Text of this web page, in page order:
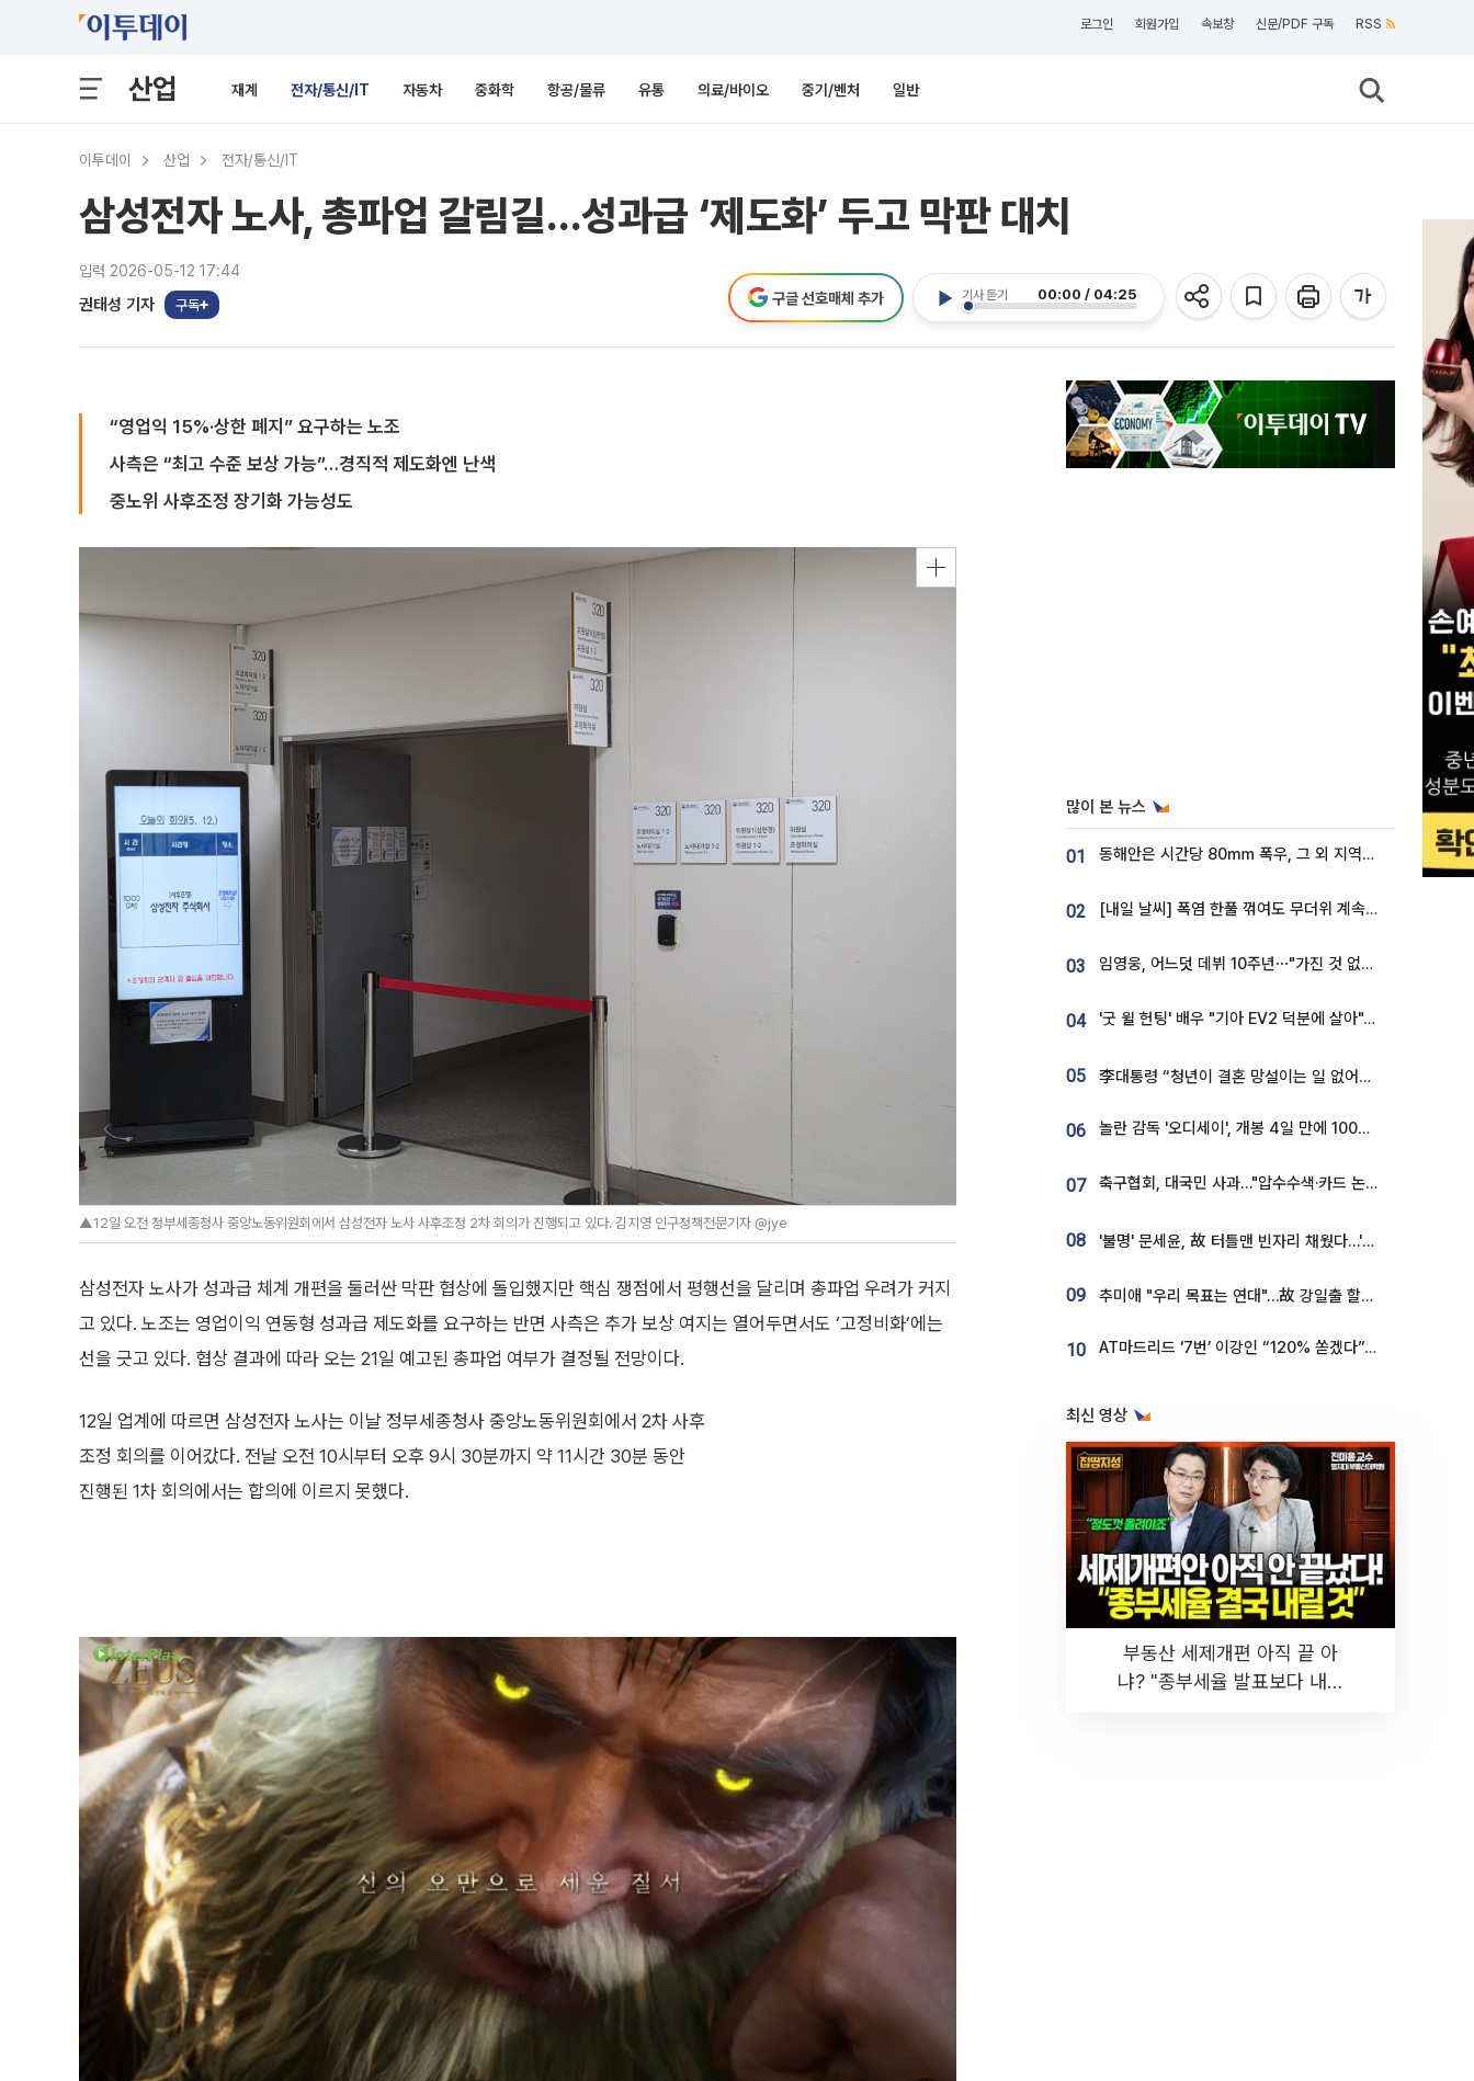
로그인 회원가입 속보창 신문/PDF 구독 RSS
산업 재계 전자/통신/IT 자동차 중화학 항공/물류 유통 의료/바이오 중기/벤처 일반
이투데이 산업 전자/통신/IT
삼성전자 노사, 총파업 갈림길…성과급 ‘제도화’ 두고 막판 대치
입력 2026-05-12 17:44
권태성 기자 구독
기사 듣기 00:00 / 04:25
구글 선호매체 추가
“영업익 15%·상한 폐지” 요구하는 노조
사측은 “최고 수준 보상 가능”…경직적 제도화엔 난색
중노위 사후조정 장기화 가능성도
▲12일 오전 정부세종청사 중앙노동위원회에서 삼성전자 노사 사후조정 2차 회의가 진행되고 있다. 김지영 인구정책전문기자 @jye
삼성전자 노사가 성과급 체계 개편을 둘러싼 막판 협상에 돌입했지만 핵심 쟁점에서 평행선을 달리며 총파업 우려가 커지
고 있다. 노조는 영업이익 연동형 성과급 제도화를 요구하는 반면 사측은 추가 보상 여지는 열어두면서도 ‘고정비화’에는
선을 긋고 있다. 협상 결과에 따라 오는 21일 예고된 총파업 여부가 결정될 전망이다.
12일 업계에 따르면 삼성전자 노사는 이날 정부세종청사 중앙노동위원회에서 2차 사후
조정 회의를 이어갔다. 전날 오전 10시부터 오후 9시 30분까지 약 11시간 30분 동안
진행된 1차 회의에서는 합의에 이르지 못했다.
많이 본 뉴스
01 동해안은 시간당 80㎜ 폭우, 그 외 지역은 폭염…‘극과 극 날씨’
02 [내일 날씨] 폭염 한풀 꺾여도 무더위 계속⋯동해안 이틀 연속 비
03 임영웅, 어느덧 데뷔 10주년⋯"가진 것 없던 시절, 내 앞엔 20명의 팬뿐"
04 '굿 윌 헌팅' 배우 "기아 EV2 덕분에 살아"…교통사고 후 안전성 극찬
05 李대통령 “청년이 결혼 망설이는 일 없어야...제도상 불이익 조사”
06 놀란 감독 '오디세이', 개봉 4일 만에 100만 돌파⋯'왕사남' 보다 빠르다
07 축구협회, 대국민 사과…"압수수색·카드 논란 사죄, 강도 높은 쇄신"
08 '불명' 문세윤, 故 터틀맨 빈자리 채웠다…'거북이' 눈물의 최종 우승
09 추미애 "우리 목표는 연대"…故 강일출 할머니 흉상 제막
10 AT마드리드 ‘7번’ 이강인 “120% 쏟겠다”⋯시메오네 감독 “필요한 선수”
최신 영상
부동산 세제개편 아직 끝 아
냐? "종부세율 발표보다 내릴